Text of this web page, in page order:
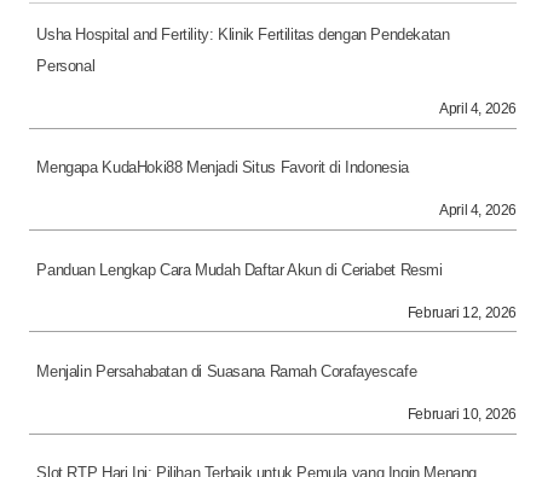
Usha Hospital and Fertility: Klinik Fertilitas dengan Pendekatan
Personal
April 4, 2026
Mengapa KudaHoki88 Menjadi Situs Favorit di Indonesia
April 4, 2026
Panduan Lengkap Cara Mudah Daftar Akun di Ceriabet Resmi
Februari 12, 2026
Menjalin Persahabatan di Suasana Ramah Corafayescafe
Februari 10, 2026
Slot RTP Hari Ini: Pilihan Terbaik untuk Pemula yang Ingin Menang